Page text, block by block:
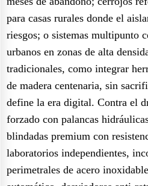
para casas rurales donde el
riesgos; o sistemas multipunto
urbanos en zonas de alta
tradicionales, como integrar
de madera centenaria, sin
define la era digital. Contra el
forzado con palancas
blindadas premium con
laboratorios independientes,
perimetrales de acero